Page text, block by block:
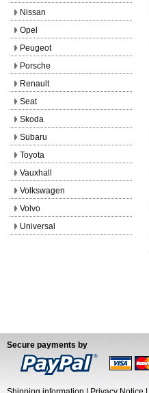
Nissan
Opel
Peugeot
Porsche
Renault
Seat
Skoda
Subaru
Toyota
Vauxhall
Volkswagen
Volvo
Universal
Secure payments by